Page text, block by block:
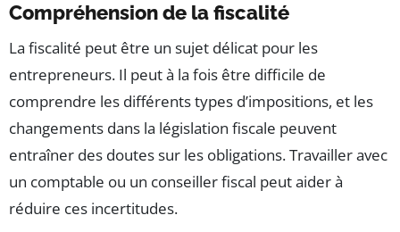
Compréhension de la fiscalité
La fiscalité peut être un sujet délicat pour les
entrepreneurs. Il peut à la fois être difficile de
comprendre les différents types d’impositions, et les
changements dans la législation fiscale peuvent
entraîner des doutes sur les obligations. Travailler avec
un comptable ou un conseiller fiscal peut aider à
réduire ces incertitudes.